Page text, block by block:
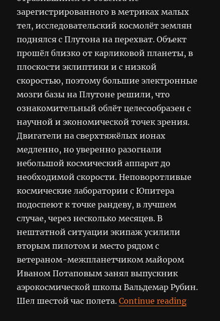
зарегистрированного в метриках малых
тел, исследовательский космолёт землян
поднялся с Плутона на перехват. Объект
прошёл близко от карликовой планеты, в
плоскости эклиптики и с низкой
скоростью, поэтому большие электронные
мозги базы на Плутоне решили, что
ознакомительный облёт целесообразен с
научной и экономической точек зрения.
Двигатели на сверхтяжёлых ионах
медленно, но уверенно разогнали
небольшой космический аппарат до
необходимой скорости. Неповоротливые
космические лаборатории с Юпитера
подоспеют к точке рандеву, в лучшем
случае, через несколько месяцев. В
нештатной ситуации экипаж усилили
вторым пилотом и место рядом с
ветераном-межпланетчиком майором
Иваном Потаповым занял выпускник
аэрокосмической школы Вальдемар Рубин.
Шел шестой час полета.Continue reading